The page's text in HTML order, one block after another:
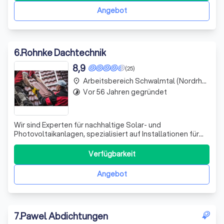
Technik. Unser vielseitiges Angebo
Angebot
6.Rohnke Dachtechnik
(25)
8,9
Wir sind Experten für nachhaltige Solar- und
Photovoltaikanlagen, spezialisiert auf Installationen für
den privaten und gewerblichen Sektor. Unser
Engagement für umweltfreundliche Lösungen ermöglicht
es uns, grüne Energie zu nutzen, die Ihre Energiekosten
senkt und die Umwelt schont. Wir setzen auf
Angebot
Verfügbarkeit
place Arbeitsbereich Schwalmtal (Nordrhein-Westfalen)
timelapse Vor 56 Jahren gegründet
7.Pawel Abdichtungen